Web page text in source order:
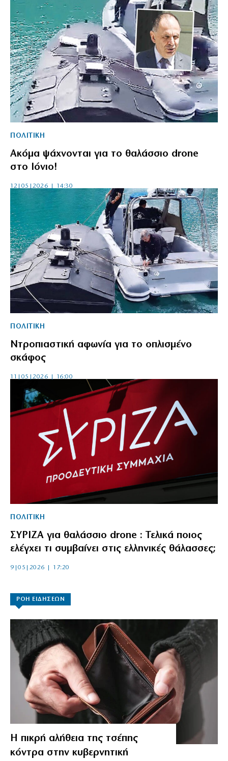
ΠΟΛΙΤΙΚΗ
Ακόμα ψάχνονται για το θαλάσσιο drone
στο Ιόνιο!
12|05|2026 | 14:30
ΠΟΛΙΤΙΚΗ
Ντροπιαστική αφωνία για το οπλισμένο
σκάφος
11|05|2026 | 16:00
ΠΟΛΙΤΙΚΗ
ΣΥΡΙΖΑ για θαλάσσιο drone : Τελικά ποιος
ελέγχει τι συμβαίνει στις ελληνικές θάλασσες;
9|05|2026 | 17:20
ΡΟΗ ΕΙΔΗΣΕΩΝ
Η πικρή αλήθεια της τσέπης
κόντρα στην κυβερνητική